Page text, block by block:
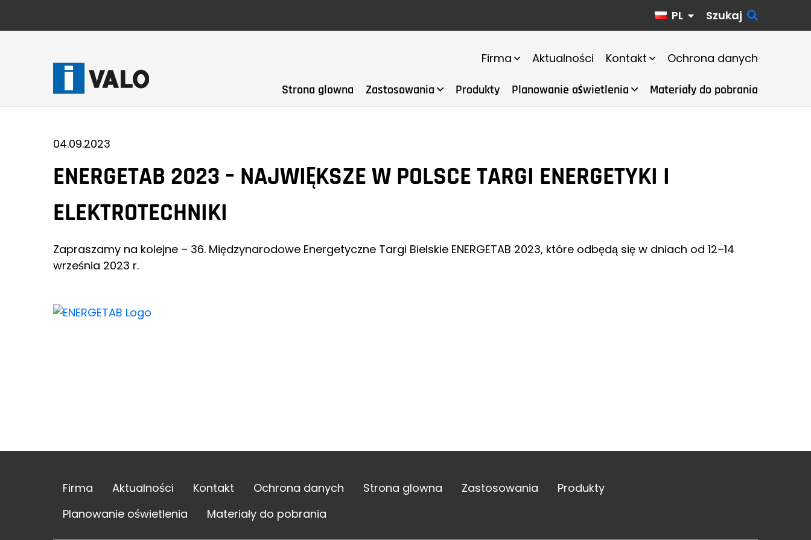
PL Szukaj
Firma Aktualności Kontakt Ochrona danych
Strona glowna Zastosowania Produkty Planowanie oświetlenia Materiały do pobrania
04.09.2023
ENERGETAB 2023 – NAJWIĘKSZE W POLSCE TARGI ENERGETYKI I
ELEKTROTECHNIKI
Zapraszamy na kolejne – 36. Międzynarodowe Energetyczne Targi Bielskie ENERGETAB 2023, które odbędą się w dniach od 12–14
września 2023 r.
Firma Aktualności Kontakt Ochrona danych Strona glowna Zastosowania
Produkty
Planowanie oświetlenia
Materiały do pobrania